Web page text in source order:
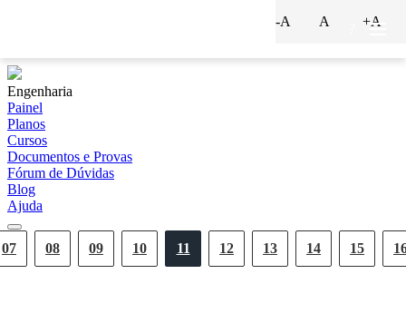
Engenharia
Painel
Planos
Cursos
Documentos e Provas
Fórum de Dúvidas
Blog
Ajuda
07 08 09 10 11 12 13 14 15
-A A +A